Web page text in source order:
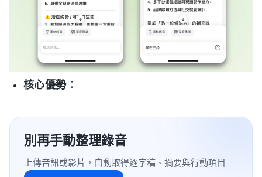
核心優勢：
別再手動整理錄音
上傳音訊或影片，自動取得逐字稿、摘要與行動項目